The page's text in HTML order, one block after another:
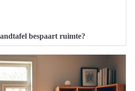
bespaart ruimte?